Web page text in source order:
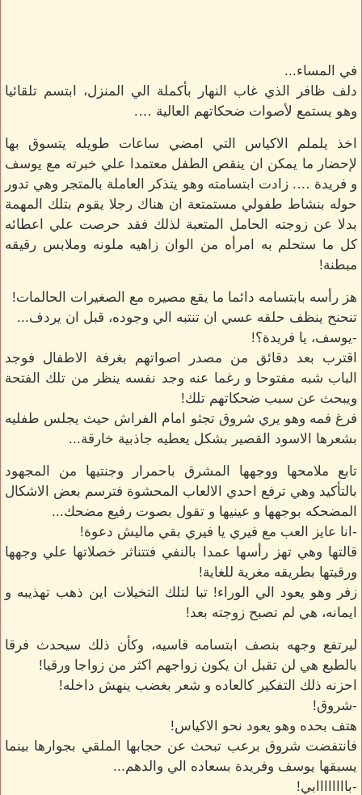
في المساء...
دلف ظافر الذي غاب النهار بأكملة الي المنزل، ابتسم تلقائيا
وهو يستمع لأصوات ضحكاتهم العالية ….
اخذ يلملم الاكياس التي امضي ساعات طويله يتسوق بها
لإحضار ما يمكن ان ينقص الطفل معتمدا علي خبرته مع يوسف
و فريدة …. زادت ابتسامته وهو يتذكر العاملة بالمتجر وهي تدور
حوله بنشاط طفولي مستمتعة ان هناك رجلا يقوم بتلك المهمة
بدلا عن زوجته الحامل المتعبة لذلك فقد حرصت علي اعطائه
كل ما ستحلم به امرأه من الوان زاهيه ملونه وملابس رقيقه
مبطنة!
هز رأسه بابتسامه دائما ما يقع مصيره مع الصغيرات الحالمات!
تنحنح ينظف حلقه عسي ان تنتبه الي وجوده، قبل ان يردف...
-يوسف، يا فريدة؟!
اقترب بعد دقائق من مصدر اصواتهم بغرفة الاطفال فوجد
الباب شبه مفتوحا و رغما عنه وجد نفسه ينظر من تلك الفتحة
ويبحث عن سبب ضحكاتهم تلك!
فرغ فمه وهو يري شروق تجثو امام الفراش حيث يجلس طفليه
بشعرها الاسود القصير بشكل يعطيه جاذبية خارقة...
تابع ملامحها ووجهها المشرق باحمرار وجنتيها من المجهود
بالتأكيد وهي ترفع احدي الالعاب المحشوة فترسم بعض الاشكال
المضحكه بوجهها و عينيها و تقول بصوت رفيع مضحك...
-انا عايز العب مع فيري يا فيري بقي ماليش دعوة!
قالتها وهي تهز رأسها عمدا بالنفي فتتناثر خصلاتها علي وجهها
ورقبتها بطريقه مغرية للغاية!
زفر وهو يعود الي الوراء! تبا لتلك التخيلات اين ذهب تهذيبه و
ايمانه، هي لم تصبح زوجته بعد!
ليرتفع وجهه بنصف ابتسامه قاسيه، وكأن ذلك سيحدث فرقا
بالطبع هي لن تقبل ان يكون زواجهم اكثر من زواجا ورقيا!
احزنه ذلك التفكير كالعاده و شعر بغضب ينهش داخله!
-شروق!
هتف بحده وهو يعود نحو الاكياس!
فانتفضت شروق برعب تبحث عن حجابها الملقي بجوارها بينما
يسبقها يوسف وفريدة بسعاده الي والدهم...
-باااااااابي!